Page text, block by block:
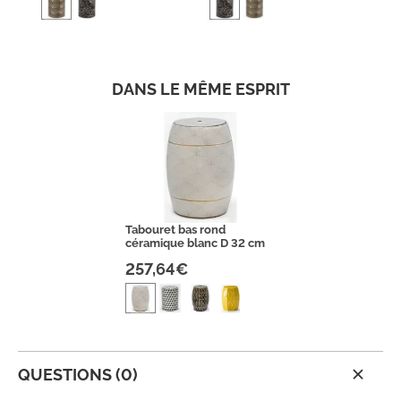
DANS LE MÊME ESPRIT
Tabouret bas rond
céramique blanc D 32 cm
257,64€
QUESTIONS (0)